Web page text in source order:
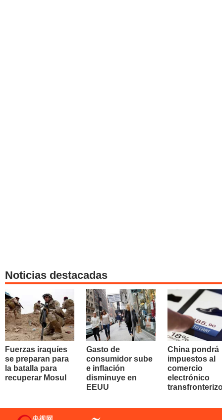
Noticias destacadas
Fuerzas iraquíes
se preparan para
la batalla para
recuperar Mosul
Gasto de
consumidor sube
e inflación
disminuye en
EEUU
China pondrá
impuestos al
comercio
electrónico